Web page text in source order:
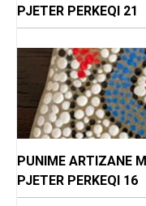
PJETER PERKEQI 21
PUNIME ARTIZANE
PJETER PERKEQI 16